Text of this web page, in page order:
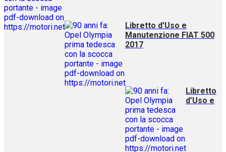
Libretto d’Uso e
Manutenzione FIAT 500
2017
Libretto
d’Uso e